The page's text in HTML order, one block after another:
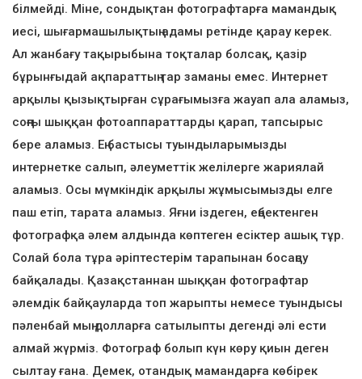
білмейді. Міне, сондықтан фотографтарға мамандық
иесі, шығармашылықтың адамы ретінде қарау керек.
Ал жанбағу тақырыбына тоқталар болсақ, қазір
бұрынғыдай ақпараттың тар заманы емес. Интернет
арқылы қызықтырған сұрағымызға жауап ала аламыз,
соңғы шыққан фотоаппараттарды қарап, тапсырыс
бере аламыз. Ең бастысы туындыларымызды
интернетке салып, әлеуметтік желілерге жариялай
аламыз. Осы мүмкіндік арқылы жұмысымызды елге
паш етіп, тарата аламыз. Яғни іздеген, еңбектенген
фотографқа әлем алдында көптеген есіктер ашық тұр.
Солай бола тұра әріптестерім тарапынан босаңсу
байқалады. Қазақстаннан шыққан фотографтар
әлемдік байқауларда топ жарыпты немесе туындысы
пәленбай мың долларға сатылыпты дегенді әлі ести
алмай жүрміз. Фотограф болып күн көру қиын деген
сылтау ғана. Демек, отандық мамандарға көбірек